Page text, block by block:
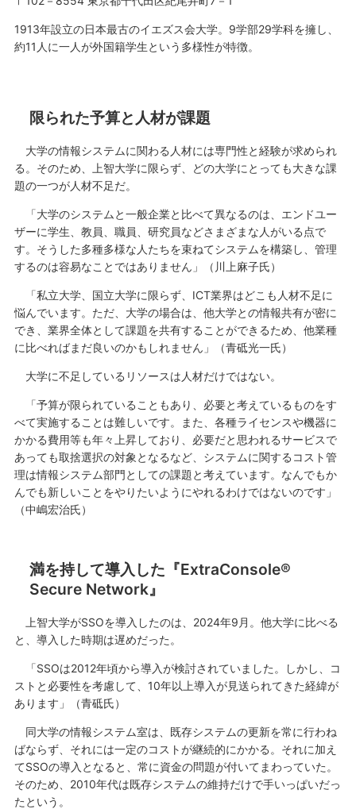
1913年設立の日本最古のイエズス会大学。9学部29学科を擁し、
約11人に一人が外国籍学生という多様性が特徴。
限られた予算と人材が課題
大学の情報システムに関わる人材には専門性と経験が求められ
る。そのため、上智大学に限らず、どの大学にとっても大きな課
題の一つが人材不足だ。
「大学のシステムと一般企業と比べて異なるのは、エンドユー
ザーに学生、教員、職員、研究員などさまざまな人がいる点で
す。そうした多種多様な人たちを束ねてシステムを構築し、管理
するのは容易なことではありません」（川上麻子氏）
「私立大学、国立大学に限らず、ICT業界はどこも人材不足に
悩んでいます。ただ、大学の場合は、他大学との情報共有が密に
でき、業界全体として課題を共有することができるため、他業種
に比べればまだ良いのかもしれません」（青砥光一氏）
大学に不足しているリソースは人材だけではない。
「予算が限られていることもあり、必要と考えているものをす
べて実施することは難しいです。また、各種ライセンスや機器に
かかる費用等も年々上昇しており、必要だと思われるサービスで
あっても取捨選択の対象となるなど、システムに関するコスト管
理は情報システム部門としての課題と考えています。なんでもか
んでも新しいことをやりたいようにやれるわけではないのです」
（中嶋宏治氏）
満を持して導入した『ExtraConsole®
Secure Network』
上智大学がSSOを導入したのは、2024年9月。他大学に比べる
と、導入した時期は遅めだった。
「SSOは2012年頃から導入が検討されていました。しかし、コ
ストと必要性を考慮して、10年以上導入が見送られてきた経緯が
あります」（青砥氏）
同大学の情報システム室は、既存システムの更新を常に行わね
ばならず、それには一定のコストが継続的にかかる。それに加え
てSSOの導入となると、常に資金の問題が付いてまわっていた。
そのため、2010年代は既存システムの維持だけで手いっぱいだっ
たという。